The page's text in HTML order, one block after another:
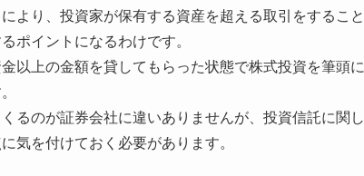
より、投資家が保有する資産を超える取引をすること
ポイントになるわけです。
以上の金額を貸してもらった状態で株式投資を筆頭に
るのが証券会社に違いありませんが、投資信託に関し
気を付けておく必要があります。